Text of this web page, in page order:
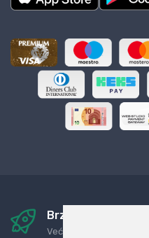
Brza i sigurna
Već za nekoliko dana